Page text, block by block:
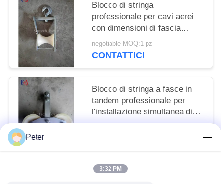
Blocco di stringa
professionale per cavi aerei
con dimensioni di fascia
120x130 mm e carico
nominale di 5KN per
negotiable MOQ:1 pz
CONTATTICI
Blocco di stringa a fasce in
tandem professionale per
l'installazione simultanea di
più conduttori con carico
Peter
3:32 PM